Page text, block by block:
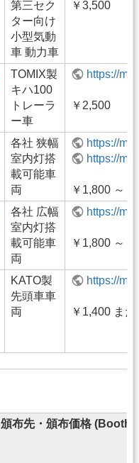
第三セク
ター向け
小型気動
車 動力車
￥3,500
TOMIX製
キハ100
トレーラ
ー車
https://
￥2,500
各社 狭幅
室内灯搭
載可能車
両
https://
https://
￥1,800 ～
各社 広幅
室内灯搭
載可能車
両
https://
￥1,800 ～
KATO製
先頭車車
両
https://
￥1,400 ま
頒布先・頒布価格 (Booth)